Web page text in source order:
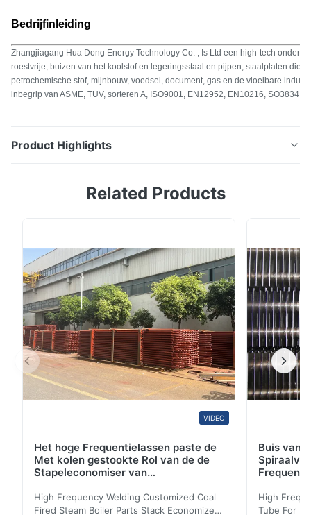
15CrMoG 440~640
12Cr2MoG 450~600
Bedrijfinleiding
Zhangjiagang Hua Dong Energy Technology Co. , Is Ltd een high-tech
roestvrije, buizen van het koolstof en legeringsstaal en pijpen, staalplaten die
petrochemische stof, mijnbouw, voedsel, document, gas en de vloeibare
inbegrip van ASME, TUV, sorteren A, ISO9001, EN12952, EN10216, SO3834
Product Highlights
Koolstofstaalnaadloze buis en Buis Productdetails
1.230mm lengte 312m of vanaf de eisen van klanten
materiaal Q195-rang B, SS330, SPC, S185Q215-rang
C, Cs-Type B, SS330, ...
Related Products
VIDEO
Het hoge Frequentielassen paste de
Met kolen gestookte Rol van de de
Stapeleconomiser van
High Frequency Welding Customized Coal
Fired Steam Boiler Parts Stack Economizer
Buis van
High
Tube For